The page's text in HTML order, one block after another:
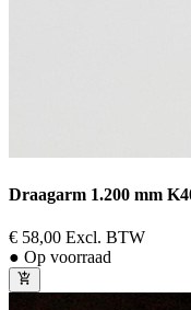
Draagarm 1.200 mm
€ 58,00 Excl. BTW
● Op voorraad